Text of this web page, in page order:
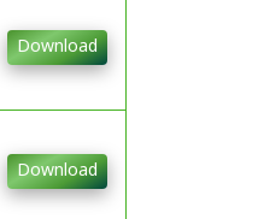
Download
Download